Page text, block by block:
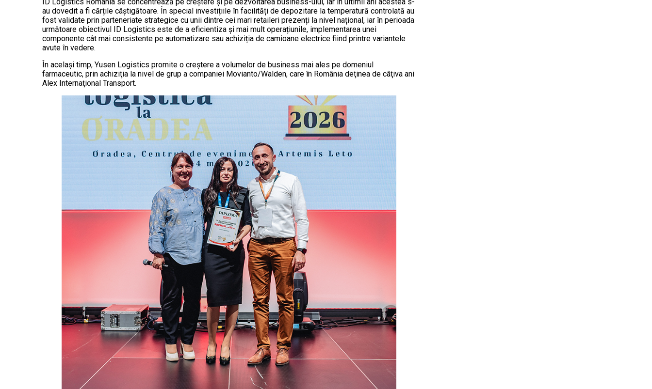
ID Logistics Romania se concentrează pe creștere și pe dezvoltarea business-ului, iar în ultimii ani acestea s-
au dovedit a fi cărțile câștigătoare. În special investițiile în facilități de depozitare la temperatură controlată au
fost validate prin parteneriate strategice cu unii dintre cei mari retaileri prezenți la nivel național, iar în perioada
următoare obiectivul ID Logistics este de a eficientiza și mai mult operațiunile, implementarea unei
componente cât mai consistente pe automatizare sau achiziția de camioane electrice fiind printre variantele
avute în vedere.
În acelaşi timp, Yusen Logistics promite o creştere a volumelor de business mai ales pe domeniul
farmaceutic, prin achiziţia la nivel de grup a companiei Movianto/Walden, care în România deţinea de câţiva ani
Alex Internaţional Transport.